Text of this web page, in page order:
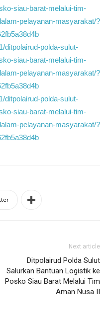
siau-barat-melalui-tim-
pelayanan-masyarakat/?
ditpolairud-polda-sulut-
siau-barat-melalui-tim-
pelayanan-masyarakat/?
ditpolairud-polda-sulut-
siau-barat-melalui-tim-
pelayanan-masyarakat/?
Next article
Ditpolairud Polda Sulut
Salurkan Bantuan Logistik ke
Posko Siau Barat Melalui Tim
Aman Nusa II